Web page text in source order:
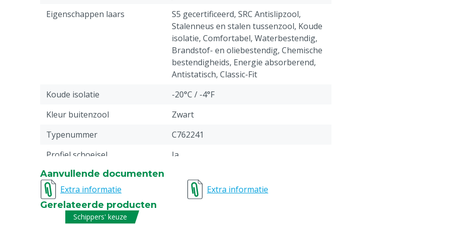
Eigenschappen laars
S5 gecertificeerd, SRC Antislipzool,
Stalenneus en stalen tussenzool, Koude
isolatie, Comfortabel, Waterbestendig,
Brandstof- en oliebestendig, Chemische
bestendigheids, Energie absorberend,
Antistatisch, Classic-Fit
Koude isolatie
-20°C / -4°F
Kleur buitenzool
Zwart
Typenummer
C762241
Profiel schoeisel
Ja
Antistatisch
Vloeistofbestendigheid
Brandstof, Water: dicht
Aanvullende documenten
Extra informatie
Extra informatie
Gerelateerde producten
Schippers' keuze